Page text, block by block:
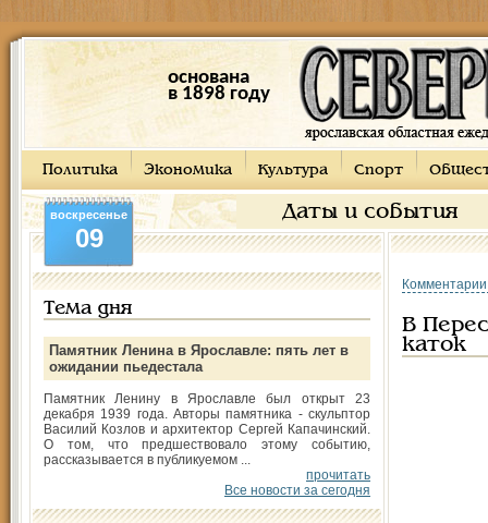
основана
в 1898 году
Политика Экономика Культура Спорт
Даты и события
воскресенье
09
Тема дня
Памятник Ленина в Ярославле: пять лет в
ожидании пьедестала
Памятник Ленину в Ярославле был открыт 23
декабря 1939 года. Авторы памятника - скульптор
Василий Козлов и архитектор Сергей Капачинский.
О том, что предшествовало этому событию,
рассказывается в публикуемом ...
прочитать
Все новости за сегодня
В
каток